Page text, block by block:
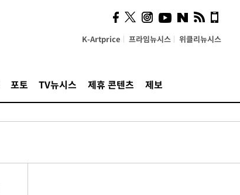
K-Artprice 프라임뉴시스 위클리뉴시스
포토 TV뉴시스 제휴 콘텐츠 제보
시, 스마트폰 액세서리에
NFC 더했다